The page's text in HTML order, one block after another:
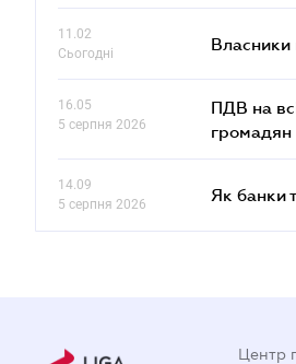
11.02
Сьогодні
Власники
16.05
5 серпня 2026
ПДВ на
громадян
14.09
5 серпня 2026
Як банки
Центр